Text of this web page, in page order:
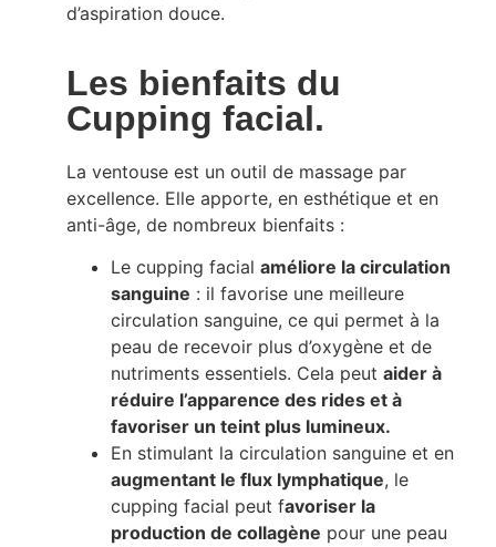
d’aspiration douce.
Les bienfaits du
Cupping facial.
La ventouse est un outil de massage par
excellence. Elle apporte, en esthétique et en
anti-âge, de nombreux bienfaits :
Le cupping facial améliore la circulation
sanguine : il favorise une meilleure
circulation sanguine, ce qui permet à la
peau de recevoir plus d’oxygène et de
nutriments essentiels. Cela peut aider à
réduire l’apparence des rides et à
favoriser un teint plus lumineux.
En stimulant la circulation sanguine et en
augmentant le flux lymphatique, le
cupping facial peut favoriser la
production de collagène pour une peau